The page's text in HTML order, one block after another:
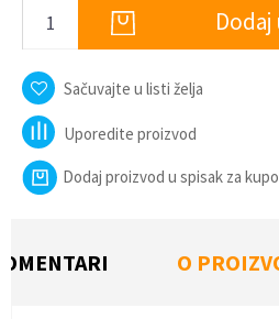
Sačuvajte u listi želja
Uporedite proizvod
Dodaj proizvod u spisak za
O